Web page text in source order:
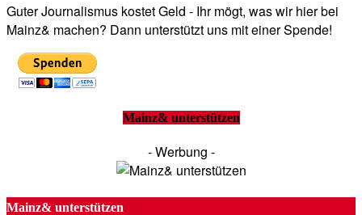
Guter Journalismus kostet Geld - Ihr mögt, was wir hier bei
Mainz& machen? Dann unterstützt uns mit einer Spende!
Mainz& unterstützen
- Werbung -
Mainz& unterstützen